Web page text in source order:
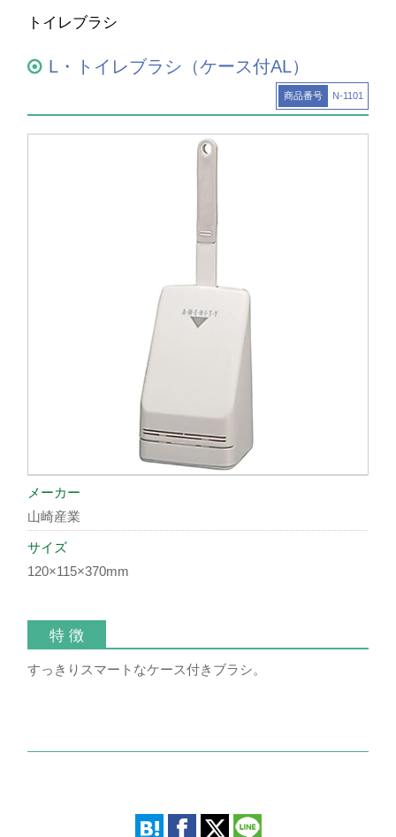
トイレブラシ
L・トイレブラシ（ケース付AL）
商品番号 N-1101
メーカー
山崎産業
サイズ
120×115×370mm
特 徴
すっきりスマートなケース付きブラシ。